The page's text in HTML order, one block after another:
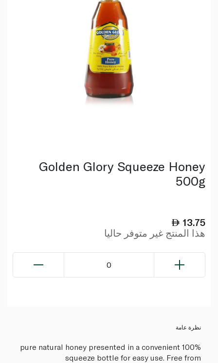
Golden Glory Squeeze Honey
500g
13.75
هذا المنتج غير متوفر حاليا
0
نظرة عامة
100% pure natural honey presented in a convenient
squeeze bottle for easy use. Free from